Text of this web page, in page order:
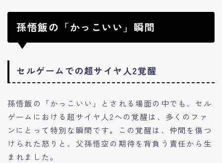
孫悟飯の「かっこいい」瞬間
セルゲームでの超サイヤ人2覚醒
孫悟飯の「かっこいい」とされる場面の中でも、セル
ゲームにおける超サイヤ人2への覚醒は、多くのファ
ンにとって特別な瞬間です。この覚醒は、仲間を傷つ
けられた怒りと、父孫悟空の期待を背負う責任から生
まれました。